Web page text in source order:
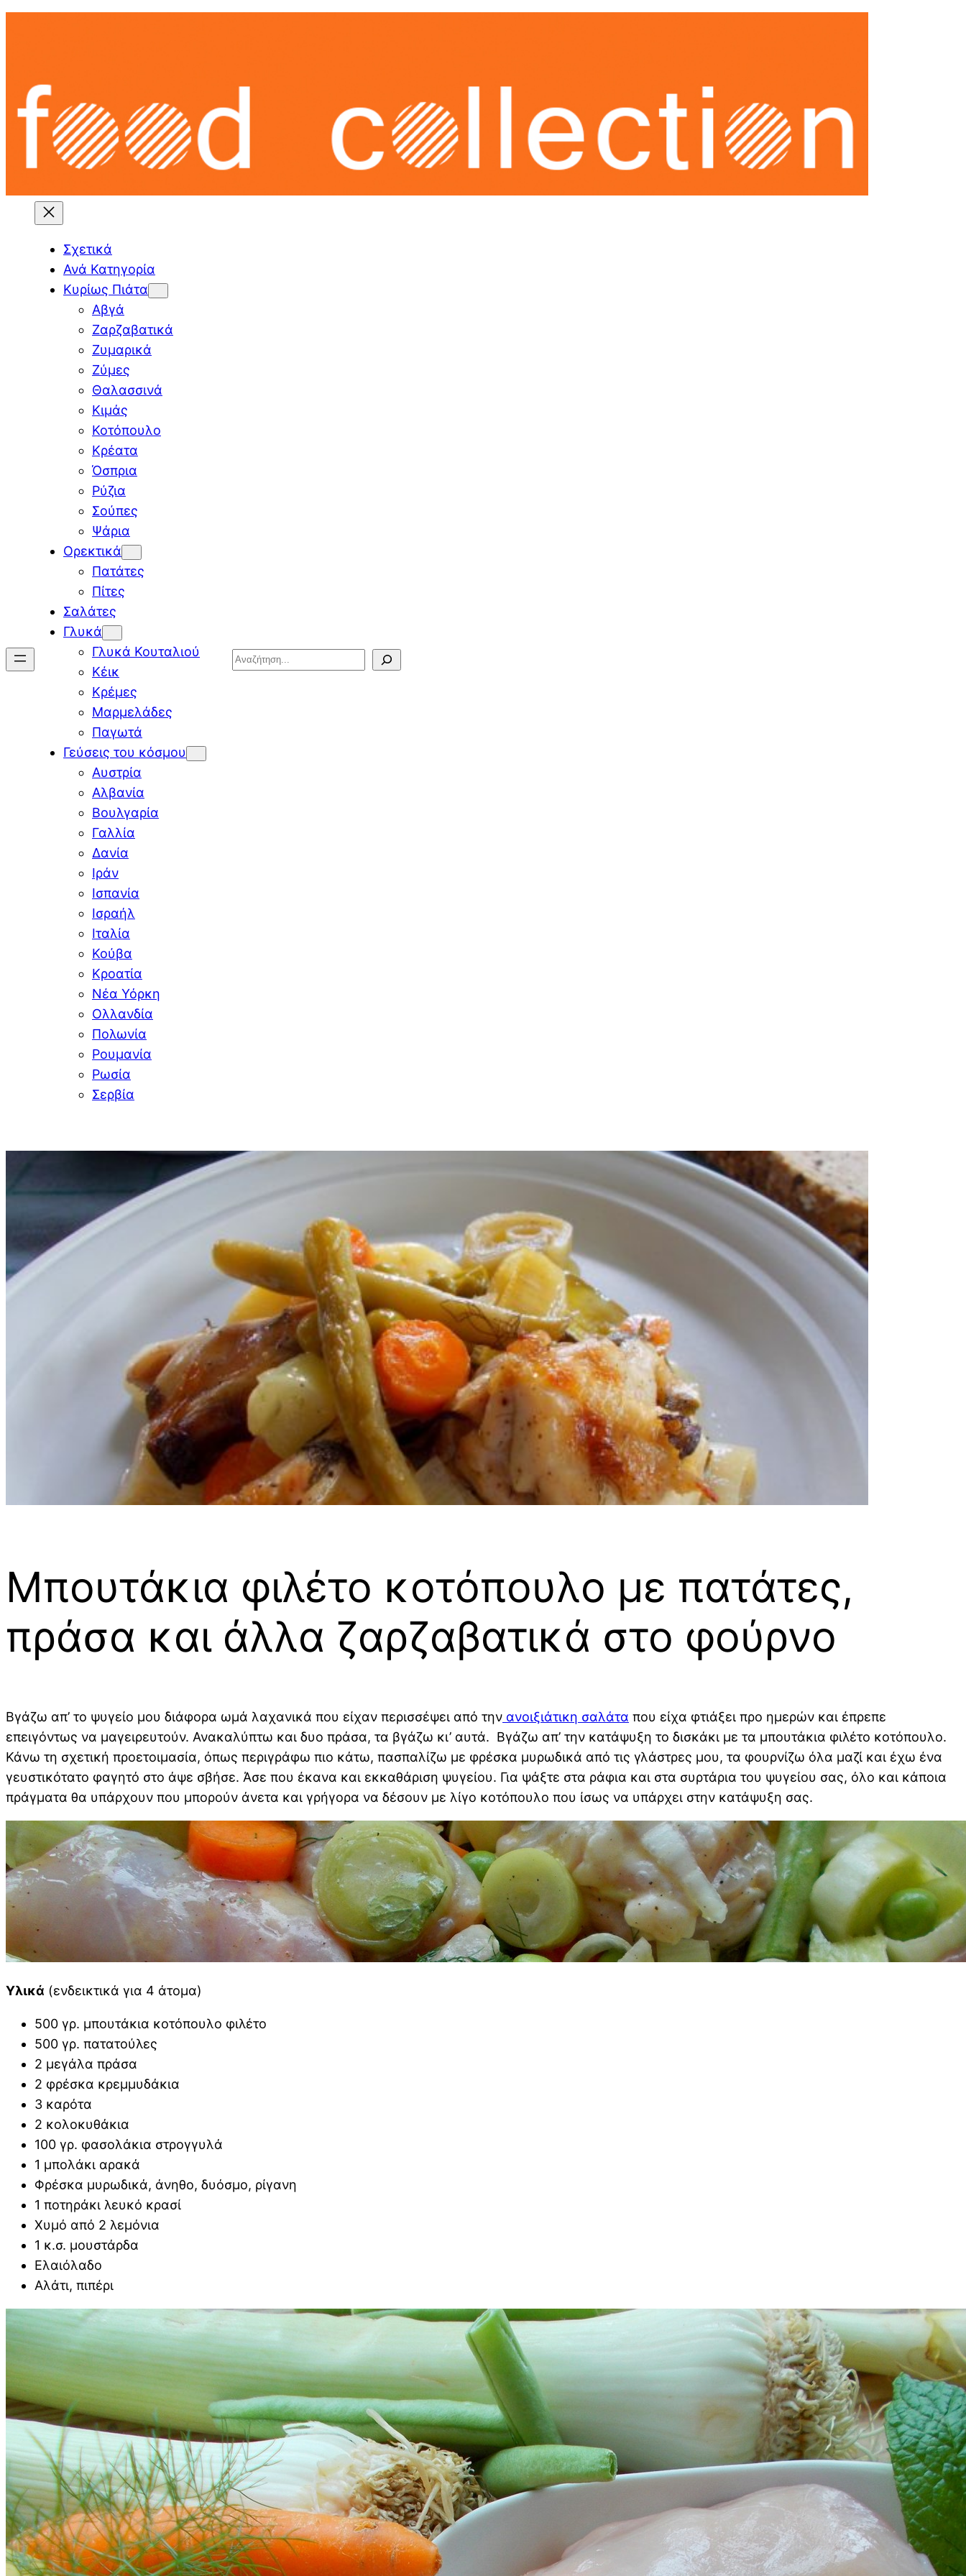
Skip
Σχετικά
Ανά Κατηγορία
Κυρίως Πιάτα
Αβγά
Ζαρζαβατικά
Ζυμαρικά
Ζύμες
Θαλασσινά
Κιμάς
Κοτόπουλο
Κρέατα
Όσπρια
Ρύζια
Σούπες
Ψάρια
Ορεκτικά
Πατάτες
Πίτες
Σαλάτες
Γλυκά
Γλυκά Κουταλιού
Κέικ
Κρέμες
Μαρμελάδες
Παγωτά
Γεύσεις του κόσμου
Αυστρία
Αλβανία
Βουλγαρία
Γαλλία
Δανία
Ιράν
Ισπανία
Ισραήλ
Ιταλία
Κούβα
Κροατία
Νέα Υόρκη
Ολλανδία
Πολωνία
Ρουμανία
Ρωσία
Σερβία
Search
Μπουτάκια φιλέτο κοτόπουλο με πατάτες,
πράσα και άλλα ζαρζαβατικά στο φούρνο
Βγάζω απ’ το ψυγείο μου διάφορα ωμά λαχανικά που είχαν περισσέψει από την ανοιξιάτικη σαλάτα που είχα φτιάξει προ ημερών και έπρεπε
επειγόντως να μαγειρευτούν. Ανακαλύπτω και δυο πράσα, τα βγάζω κι’ αυτά. Βγάζω απ’ την κατάψυξη το δισκάκι με τα μπουτάκια φιλέτο κοτόπουλο.
Κάνω τη σχετική προετοιμασία, όπως περιγράφω πιο κάτω, πασπαλίζω με φρέσκα μυρωδικά από τις γλάστρες μου, τα φουρνίζω όλα μαζί και έχω ένα
γευστικότατο φαγητό στο άψε σβήσε. Άσε που έκανα και εκκαθάριση ψυγείου. Για ψάξτε στα ράφια και στα συρτάρια του ψυγείου σας, όλο και κάποια
πράγματα θα υπάρχουν που μπορούν άνετα και γρήγορα να δέσουν με λίγο κοτόπουλο που ίσως να υπάρχει στην κατάψυξη σας.
Υλικά (ενδεικτικά για 4 άτομα)
500 γρ. μπουτάκια κοτόπουλο φιλέτο
500 γρ. πατατούλες
2 μεγάλα πράσα
2 φρέσκα κρεμμυδάκια
3 καρότα
2 κολοκυθάκια
100 γρ. φασολάκια στρογγυλά
1 μπολάκι αρακά
Φρέσκα μυρωδικά, άνηθο, δυόσμο, ρίγανη
1 ποτηράκι λευκό κρασί
Χυμό από 2 λεμόνια
1 κ.σ. μουστάρδα
Ελαιόλαδο
Αλάτι, πιπέρι